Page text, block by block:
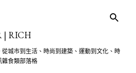
| RICH
城市到生活、時尚到建築、運動到文化、時
雜食類部落格